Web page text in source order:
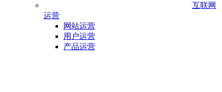
互联网
运营
网站运营
用户运营
产品运营